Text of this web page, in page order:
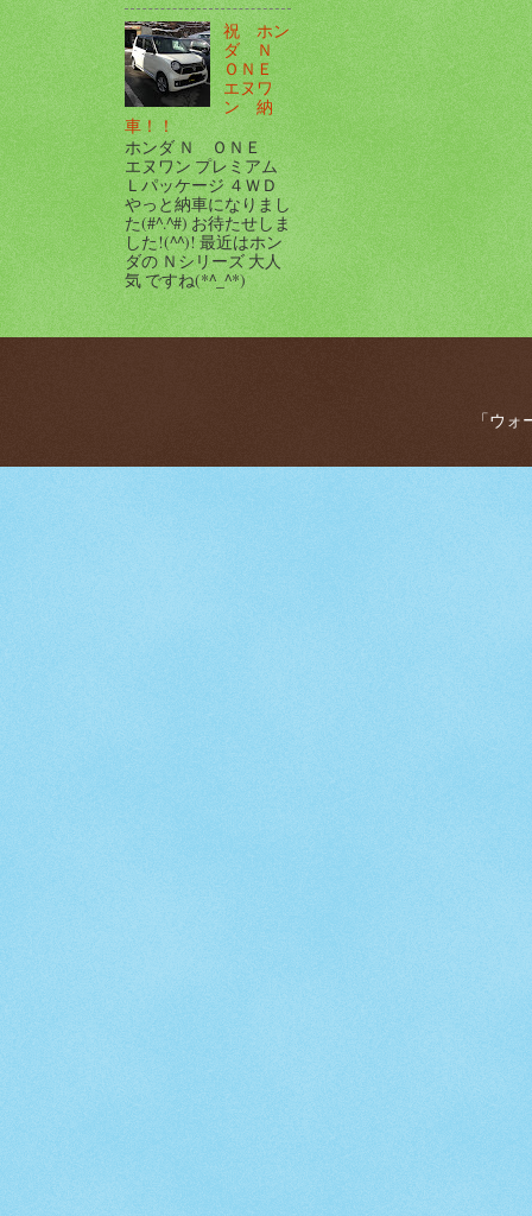
祝 ホン
ダ Ｎ
ＯＮＥ
エヌワ
ン 納
車！！
ホンダ Ｎ ＯＮＥ
エヌワン プレミアム
Ｌパッケージ ４ＷＤ
やっと納車になりまし
た(#^.^#) お待たせしま
した!(^^)! 最近はホン
ダの Ｎシリーズ 大人
気 ですね(*^_^*)
「ウ